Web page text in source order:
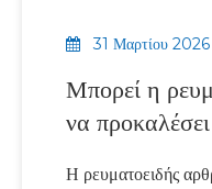
31 Μαρτίου 2026
Μπορεί η
να
Η ρευματοειδής